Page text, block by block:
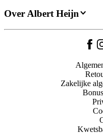
Over Albert Heijn
Zakelijke